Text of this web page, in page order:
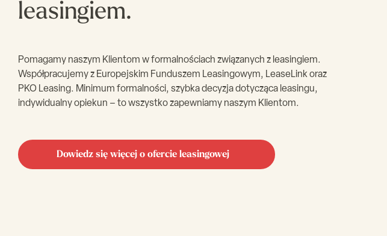
leasingiem.
Pomagamy naszym Klientom w formalnościach związanych z leasingiem.
Współpracujemy z Europejskim Funduszem Leasingowym, LeaseLink oraz
PKO Leasing. Minimum formalności, szybka decyzja dotycząca leasingu,
indywidualny opiekun – to wszystko zapewniamy naszym Klientom.
Dowiedz się więcej o ofercie leasingowej